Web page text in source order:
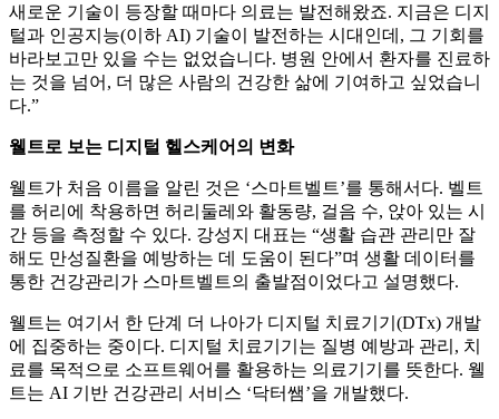
새로운 기술이 등장할 때마다 의료는 발전해왔죠. 지금은 디지
털과 인공지능(이하 AI) 기술이 발전하는 시대인데, 그 기회를
바라보고만 있을 수는 없었습니다. 병원 안에서 환자를 진료하
는 것을 넘어, 더 많은 사람의 건강한 삶에 기여하고 싶었습니
다.”
웰트로 보는 디지털 헬스케어의 변화
웰트가 처음 이름을 알린 것은 ‘스마트벨트’를 통해서다. 벨트
를 허리에 착용하면 허리둘레와 활동량, 걸음 수, 앉아 있는 시
간 등을 측정할 수 있다. 강성지 대표는 “생활 습관 관리만 잘
해도 만성질환을 예방하는 데 도움이 된다”며 생활 데이터를
통한 건강관리가 스마트벨트의 출발점이었다고 설명했다.
웰트는 여기서 한 단계 더 나아가 디지털 치료기기(DTx) 개발
에 집중하는 중이다. 디지털 치료기기는 질병 예방과 관리, 치
료를 목적으로 소프트웨어를 활용하는 의료기기를 뜻한다. 웰
트는 AI 기반 건강관리 서비스 ‘닥터쌤’을 개발했다.